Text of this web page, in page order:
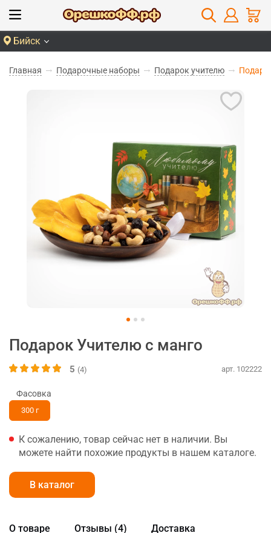
Бийск
Главная Подарочные наборы Подарок учителю
Подарок Учителю с манго
5 (4) арт. 102222
Фасовка
300 г
К сожалению, товар сейчас нет в наличии. Вы
можете найти похожие продукты в нашем каталоге.
В каталог
О товаре Отзывы (4) Доставка